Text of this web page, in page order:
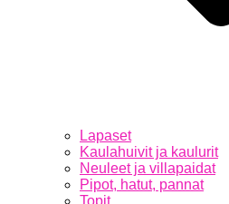
Lapaset
Kaulahuivit ja kaulurit
Neuleet ja villapaidat
Pipot, hatut, pannat
Topit